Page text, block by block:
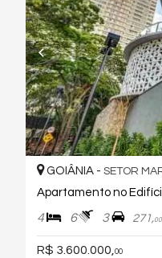
GOIÂNIA - SETOR
Apartamento no
4 6 3 271,00
R$ 3.600.000,00